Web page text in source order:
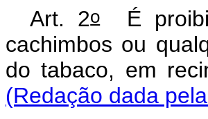
Art. 2oÉ
cachimbos ou
do tabaco, em
(Redação dada